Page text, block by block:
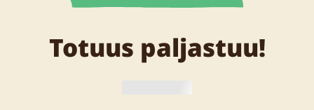
Totuus paljastuu!